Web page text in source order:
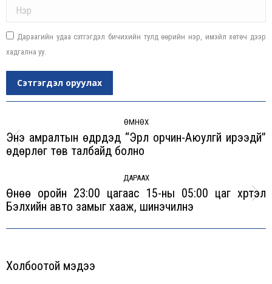
Дараагийн удаа сэтгэгдэл бичихийн тулд өөрийн нэр, имэйл хөтөч дээр
хадгална уу.
Сэтгэгдэл оруулах
ӨМНӨХ
Previous
Энэ амралтын өдрүүдэд “Эрүүл орчин-Аюулгүй ирээдүй”
өдөрлөг төв талбайд болно
ДАРААХ
Next
post:
Өнөө оройн 23:00 цагаас 15-ны 05:00 цаг хүртэл
Бэлхийн авто замыг хааж, шинэчилнэ
Холбоотой мэдээ